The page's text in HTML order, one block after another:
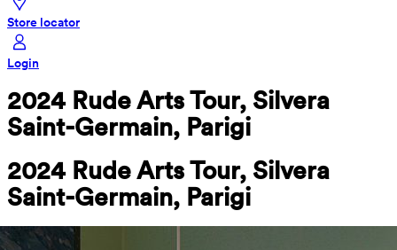
Store locator
Login
2024 Rude Arts Tour, Silvera
Saint-Germain, Parigi
2024 Rude Arts Tour, Silvera
Saint-Germain, Parigi